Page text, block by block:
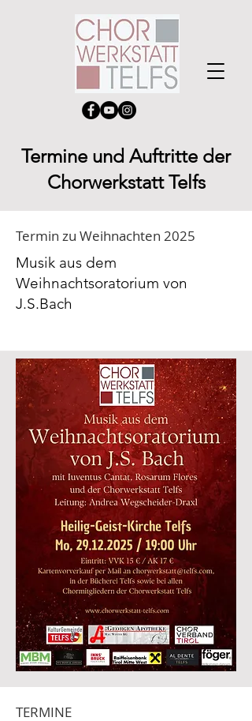
Termine und Auftritte der
Chorwerkstatt Telfs
Termin zu Weihnachten 2025
Musik aus dem
Weihnachtsoratorium von
J.S.Bach
TERMINE